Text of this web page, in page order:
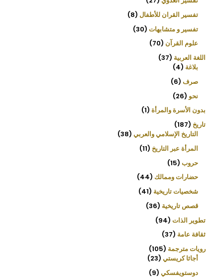
تفسير القران للأطفال 8
تفسير و متشابهات 30
علوم القرآن 70
اللغة العربية 37
بلاغة 4
صرف 6
نحو 26
بدون الأسرة والمرأة 1
تاريخ 187
التاريخ الإسلامي والعربي 38
المرأة عبر التاريخ 11
حروب 15
حضارات وممالك 44
شخصيات تاريخية 41
قصص تاريخية 36
تطوير الذات 94
ثقافة عامة 37
رويات مترجمة 105
أجاثا كريستي 23
دوستويفسكي 9